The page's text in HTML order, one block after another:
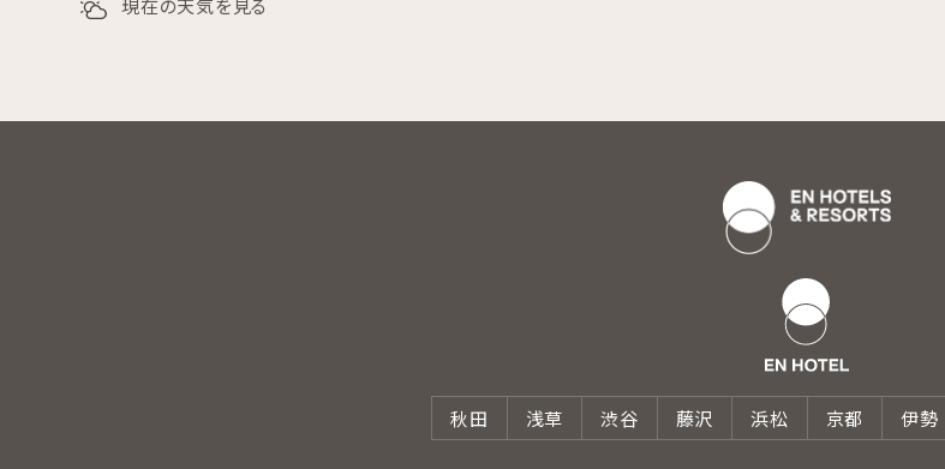
現在の天気を見る
秋田 浅草 渋谷 藤沢 浜松 京都 伊勢